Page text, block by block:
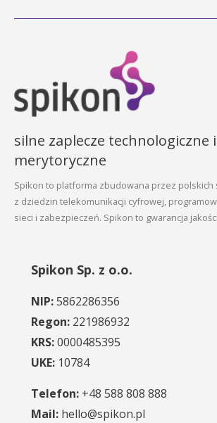
silne zaplecze technologiczne i
merytoryczne
Spikon to platforma zbudowana przez polskich
z dziedzin telekomunikacji cyfrowej,
sieci i zabezpieczeń. Spikon to gwarancja
Spikon Sp. z o.o.
NIP:5862286356
Regon: 221986932
KRS:0000485395
UKE: 10784
Telefon: +48 588 808 888
Mail: hello@spikon.pl